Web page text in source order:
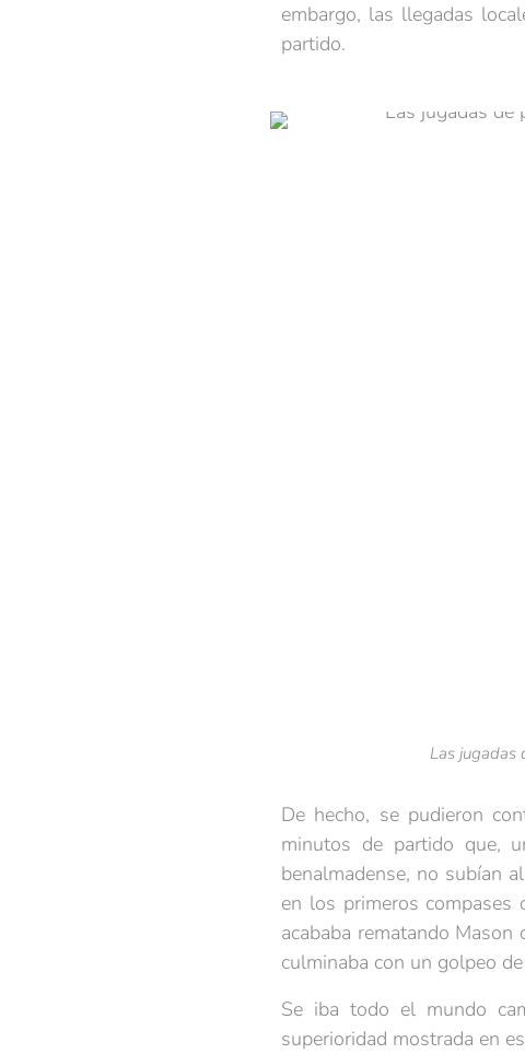
embargo, las llegadas
partido.
Las jugadas
De hecho, se pudieron
minutos de partido que,
benalmadense, no subían
en los primeros compases
acababa rematando
culminaba con un golpeo
Se iba todo el mundo
superioridad mostrada en